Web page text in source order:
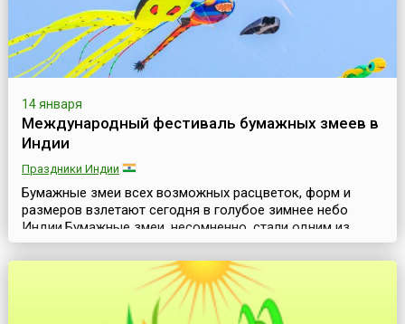
14 января
Международный фестиваль бумажных змеев в
Индии
Праздники Индии
Бумажные змеи всех возможных расцветок, форм и
размеров взлетают сегодня в голубое зимнее небо
Индии.Бумажные змеи, несомненно, стали одним из
воплощений мечты человека о полетах в небо. История
создания и развития бумажных змеев впечатляет своей
протяженностью и завораживает своей
насыщенностью. Поэтому неслучайно фестивали
бумажных змеев проводятся во многих странах мира и